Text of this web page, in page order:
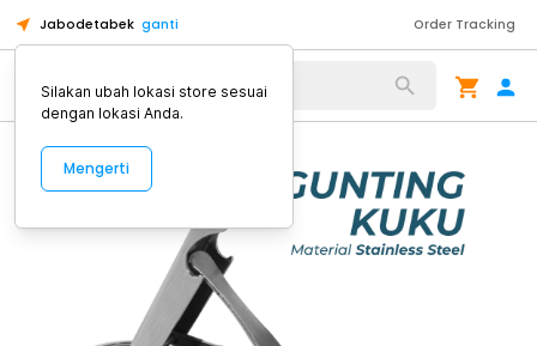
Jabodetabek ganti Order Tracking
Alat Kopi
Silakan ubah lokasi store sesuai
dengan lokasi Anda.
Mengerti